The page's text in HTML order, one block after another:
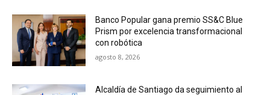
Banco Popular gana premio SS&C Blue
Prism por excelencia transformacional
con robótica
agosto 8, 2026
Alcaldía de Santiago da seguimiento al